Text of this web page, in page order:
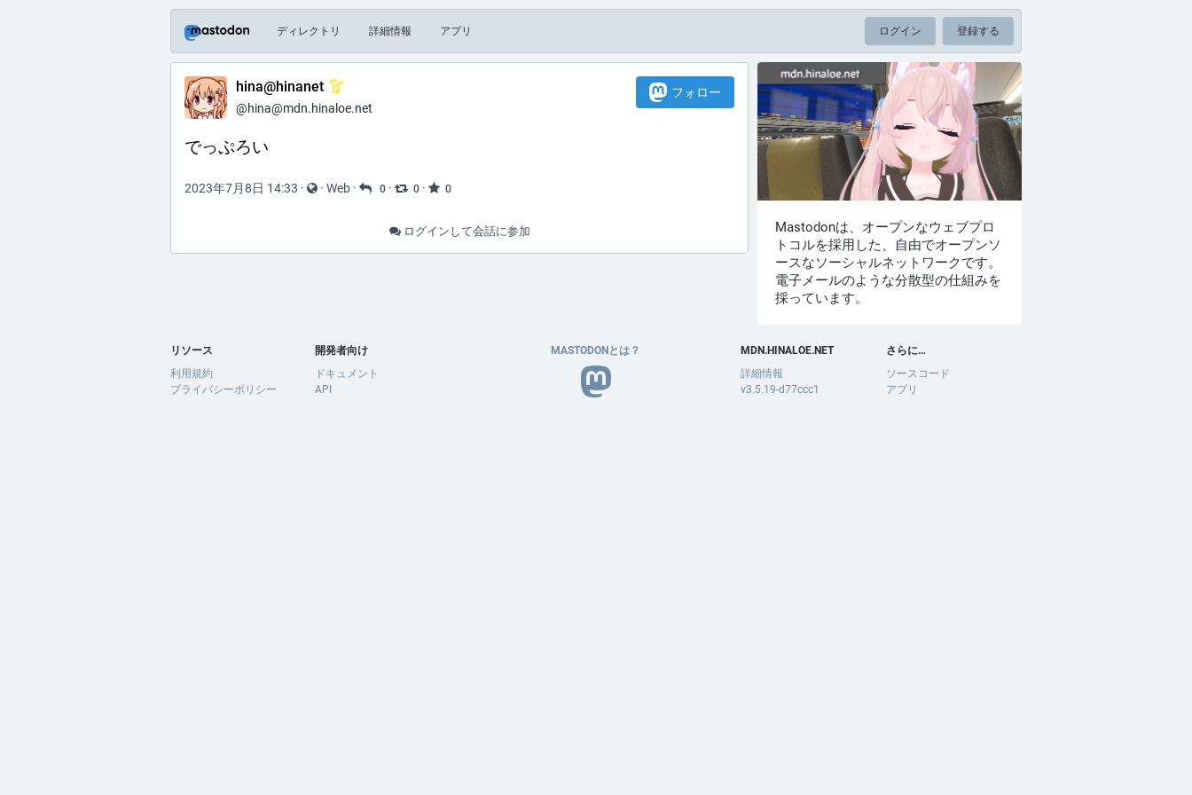
ディレクトリ 詳細情報 アプリ ログイン 登録する
hina@hinanet
@hina@mdn.hinaloe.net
フォロー
でっぷろい
2023年7月8日 14:33 · · Web · 0 · 0 · 0
ログインして会話に参加
Mastodonは、オープンなウェブプロ
トコルを採用した、自由でオープンソ
ースなソーシャルネットワークです。
電子メールのような分散型の仕組みを
採っています。
リソース
利用規約
プライバシーポリシー
開発者向け
ドキュメント
API
MASTODONとは？
MDN.HINALOE.NET
詳細情報
v3.5.19-d77ccc1
さらに…
ソースコード
アプリ